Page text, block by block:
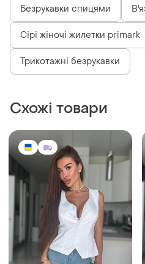
Безрукавки спицями
Сірі жіночі жилетки primark
Трикотажні безрукавки
Схожі товари